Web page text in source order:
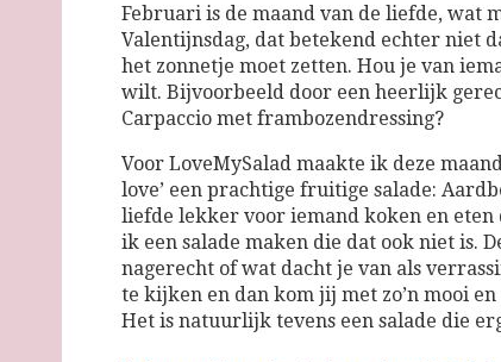
Februari is de maand van de liefde, wat
Valentijnsdag, dat betekend echter niet
het zonnetje moet zetten. Hou je van
wilt. Bijvoorbeeld door een heerlijk
Carpaccio met frambozendressing?
Voor LoveMySalad maakte ik deze
love’ een prachtige fruitige salade:
liefde lekker voor iemand koken en
ik een salade maken die dat ook niet is.
nagerecht of wat dacht je van als
te kijken en dan kom jij met zo’n mooi
Het is natuurlijk tevens een salade die